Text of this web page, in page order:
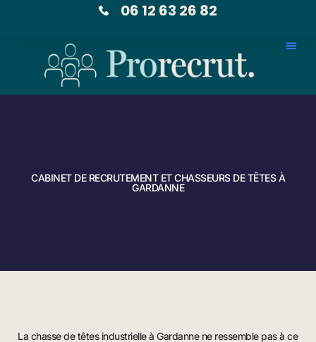
06 12 63 26 82
CABINET DE RECRUTEMENT ET CHASSEURS DE TÊTES À
GARDANNE
La chasse de têtes industrielle à Gardanne ne ressemble pas à ce